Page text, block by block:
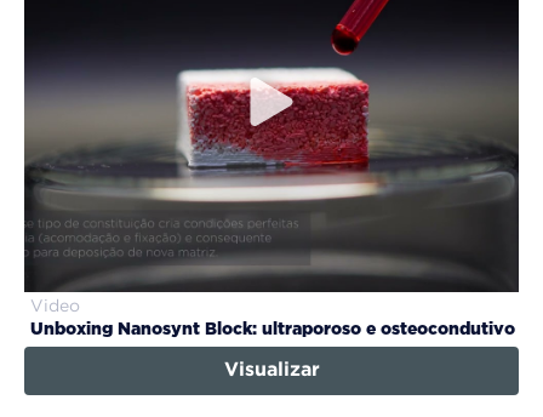
Video
Unboxing Nanosynt Block: ultraporoso e osteocondutivo
Visualizar